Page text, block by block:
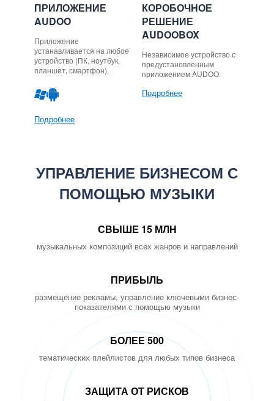
ПРИЛОЖЕНИЕ
AUDOO
Приложение
устанавливается на любое
устройство (ПК, ноутбук,
планшет, смартфон).
Подробнее
КОРОБОЧНОЕ
РЕШЕНИЕ
AUDOOBOX
Независимое устройство с
предустановленным
приложением AUDOO.
Подробнее
УПРАВЛЕНИЕ БИЗНЕСОМ С
ПОМОЩЬЮ МУЗЫКИ
СВЫШЕ 15 МЛН
музыкальных композиций всех жанров и направлений
ПРИБЫЛЬ
размещение рекламы, управление ключевыми бизнес-
показателями с помощью музыки
БОЛЕЕ 500
тематических плейлистов для любых типов бизнеса
ЗАЩИТА ОТ РИСКОВ